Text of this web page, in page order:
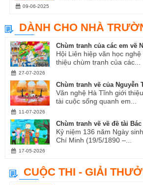
09-06-2025
DÀNH CHO NHÀ
Chùm tranh của các em về
Hội Liên hiệp văn học
thiệu chùm tranh của các...
27-07-2026
Chùm tranh vẽ của Nguyễn
Văn nghệ Hà Tĩnh giới
tài cuộc sống quanh em...
11-07-2026
Chùm tranh vẽ về đề tài Bác
Kỷ niệm 136 năm Ngày
Chí Minh (19/5/1890 –...
17-05-2026
CUỘC THI - GIẢI